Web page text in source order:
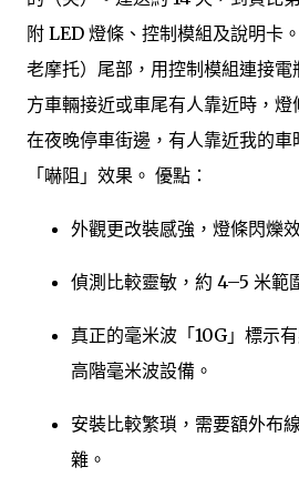
附 LED 燈條、控制模組及說明卡
老摩托）尾部，用控制模組連接
方車輛接近或車尾有人靠近時，燈
在夜晚停車街邊，有人靠近我的車
「嚇阻」效果。 優點：
外觀更改裝感強，燈條閃爍
偵測比較靈敏，約 4–5 米範
真正的毫米波「10G」標示
高階毫米波設備。
安裝比較繁瑣，需要額外布
雜。